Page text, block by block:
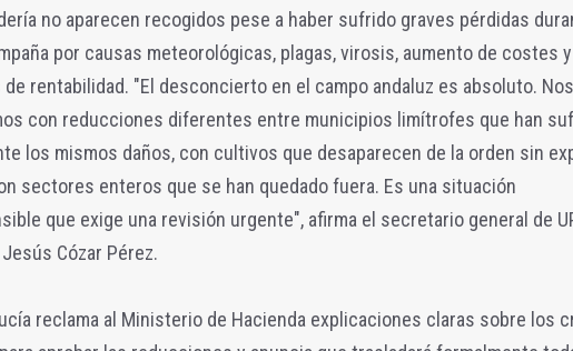
no aparecen recogidos pese a haber sufrido graves pérdidas
por causas meteorológicas, plagas, virosis, aumento de costes y
de rentabilidad. "El desconcierto en el campo andaluz es absoluto. Nos
con reducciones diferentes entre municipios limítrofes que han
los mismos daños, con cultivos que desaparecen de la orden sin
sectores enteros que se han quedado fuera. Es una situación
que exige una revisión urgente", afirma el secretario general de
Cózar Pérez.
reclama al Ministerio de Hacienda explicaciones claras sobre los